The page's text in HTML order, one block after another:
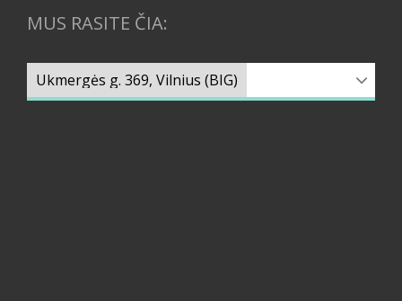
MUS RASITE ČIA: